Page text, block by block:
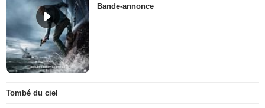
Bande-annonce
Tombé du ciel